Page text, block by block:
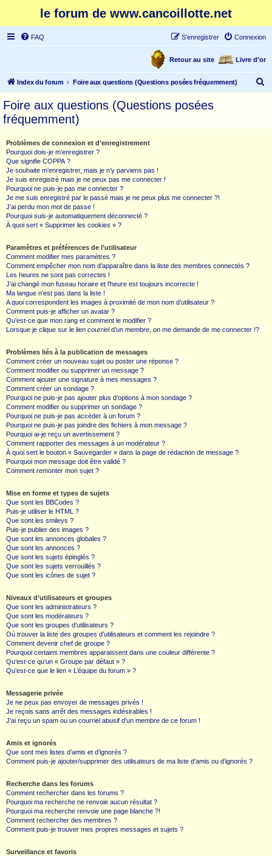
le forum de www.cancoillotte.net
FAQ Connexion
S’enregistrer
Livre d'or
Retour au site
Index du forum Foire aux questions (Questions posées fréquemment)
Foire aux questions (Questions posées
fréquemment)
Problèmes de connexion et d’enregistrement
Pourquoi dois-je m’enregistrer ?
Que signifie COPPA ?
Je souhaite m’enregistrer, mais je n’y parviens pas !
Je suis enregistré mais je ne peux pas me connecter !
Pourquoi ne puis-je pas me connecter ?
Je me suis enregistré par le passé mais je ne peux plus me connecter ?!
J’ai perdu mon mot de passe !
Pourquoi suis-je automatiquement déconnecté ?
À quoi sert « Supprimer les cookies » ?
Paramètres et préférences de l’utilisateur
Comment modifier mes paramètres ?
Comment empêcher mon nom d’apparaître dans la liste des membres connectés ?
Les heures ne sont pas correctes !
J’ai changé mon fuseau horaire et l’heure est toujours incorrecte !
Ma langue n’est pas dans la liste !
A quoi correspondent les images à proximité de mon nom d’utilisateur ?
Comment puis-je afficher un avatar ?
Qu’est-ce que mon rang et comment le modifier ?
Lorsque je clique sur le lien courrield’un membre, on me demande de me connecter !?
Problèmes liés à la publication de messages
Comment créer un nouveau sujet ou poster une réponse ?
Comment modifier ou supprimer un message ?
Comment ajouter une signature à mes messages ?
Comment créer un sondage ?
Pourquoi ne puis-je pas ajouter plus d’options à mon sondage ?
Comment modifier ou supprimer un sondage ?
Pourquoi ne puis-je pas accéder à un forum ?
Pourquoi ne puis-je pas joindre des fichiers à mon message ?
Pourquoi ai-je reçu un avertissement ?
Comment rapporter des messages à un modérateur ?
À quoi sert le bouton « Sauvegarder » dans la page de rédaction de message ?
Pourquoi mon message doit être validé ?
Comment remonter mon sujet ?
Mise en forme et types de sujets
Que sont les BBCodes ?
Puis-je utiliser le HTML ?
Que sont les smileys ?
Puis-je publier des images ?
Que sont les annonces globales ?
Que sont les annonces ?
Que sont les sujets épinglés ?
Que sont les sujets verrouillés ?
Que sont les icônes de sujet ?
Niveaux d’utilisateurs et groupes
Que sont les administrateurs ?
Que sont les modérateurs ?
Que sont les groupes d’utilisateurs ?
Où trouver la liste des groupes d’utilisateurs et comment les rejoindre ?
Comment devenir chef de groupe ?
Pourquoi certains membres apparaissent dans une couleur différente ?
Qu’est-ce qu’un « Groupe par défaut » ?
Qu’est-ce que le lien « L’équipe du forum » ?
Messagerie privée
Je ne peux pas envoyer de messages privés !
Je reçois sans arrêt des messages indésirables !
J’ai reçu un spam ou un courriel abusif d’un membre de ce forum !
Amis et ignorés
Que sont mes listes d’amis et d’ignorés ?
Comment puis-je ajouter/supprimer des utilisateurs de ma liste d’amis ou d’ignorés ?
Recherche dans les forums
Comment rechercher dans les forums ?
Pourquoi ma recherche ne renvoie aucun résultat ?
Pourquoi ma recherche renvoie une page blanche ?!
Comment rechercher des membres ?
Comment puis-je trouver mes propres messages et sujets ?
Surveillance et favoris